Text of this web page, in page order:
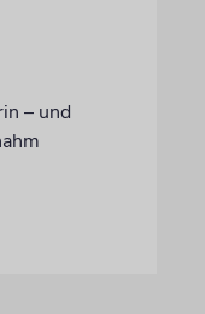
– und